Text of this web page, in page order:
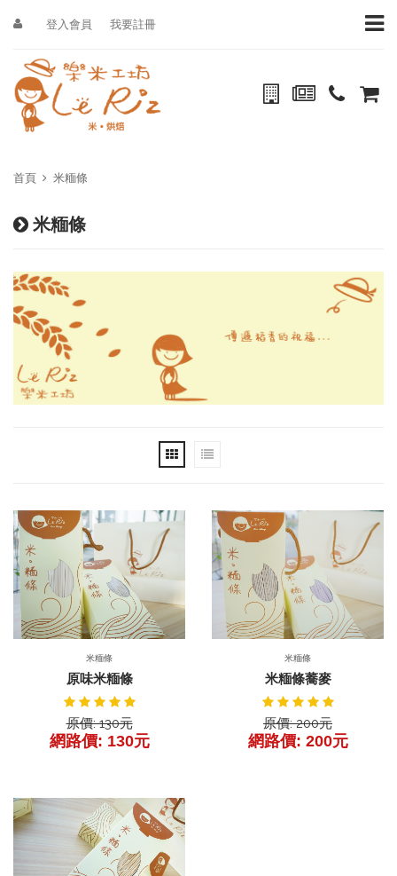
登入會員 我要註冊
首頁 米糆條
米糆條
前往產品
產品詳細
米糆條
原味米糆條
原價: 130元
網路價: 130元
產品詳細
米糆條
米糆條蕎麥
原價: 200元
網路價: 200元